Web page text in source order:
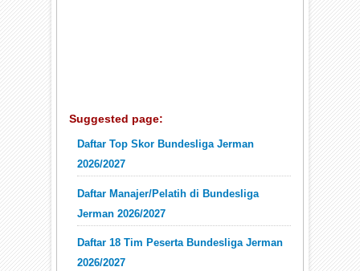
Suggested page:
Daftar Top Skor Bundesliga Jerman
2026/2027
Daftar Manajer/Pelatih di Bundesliga
Jerman 2026/2027
Daftar 18 Tim Peserta Bundesliga Jerman
2026/2027